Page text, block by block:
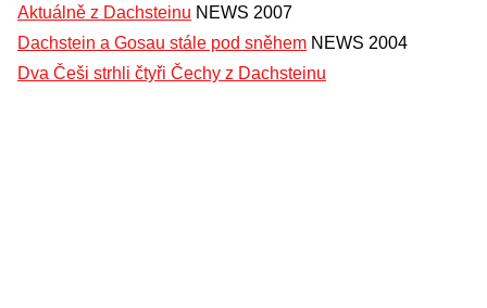
Aktuálně z Dachsteinu NEWS 2007
Dachstein a Gosau stále pod sněhem NEWS 2004
Dva Češi strhli čtyři Čechy z Dachsteinu